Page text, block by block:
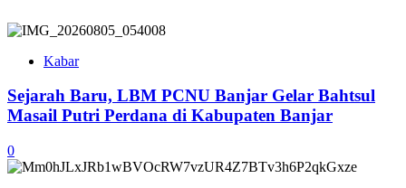
Kabar
Sejarah Baru, LBM PCNU Banjar Gelar Bahtsul
Masail Putri Perdana di Kabupaten Banjar
0